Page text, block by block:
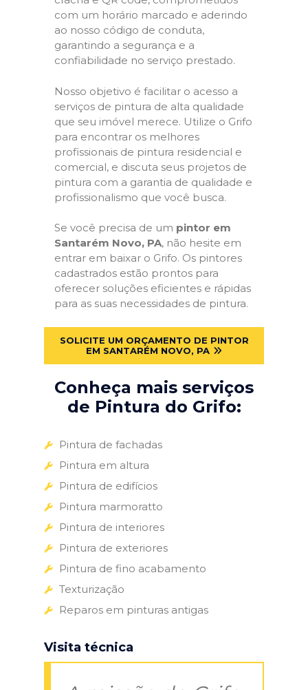
com um horário marcado e aderindo
ao nosso código de conduta,
garantindo a segurança e a
confiabilidade no serviço prestado.
Nosso objetivo é facilitar o acesso a
serviços de pintura de alta qualidade
que seu imóvel merece. Utilize o Grifo
para encontrar os melhores
profissionais de pintura residencial e
comercial, e discuta seus projetos de
pintura com a garantia de qualidade e
profissionalismo que você busca.
Se você precisa de um pintor em
Santarém Novo, PA, não hesite em
entrar em baixar o Grifo. Os pintores
cadastrados estão prontos para
oferecer soluções eficientes e rápidas
para as suas necessidades de pintura.
SOLICITE UM ORÇAMENTO DE PINTOR
EM SANTARÉM NOVO, PA
Conheça mais serviços
de Pintura do Grifo:
Pintura de fachadas
Pintura em altura
Pintura de edifícios
Pintura marmoratto
Pintura de interiores
Pintura de exteriores
Pintura de fino acabamento
Texturização
Reparos em pinturas antigas
Visita técnica